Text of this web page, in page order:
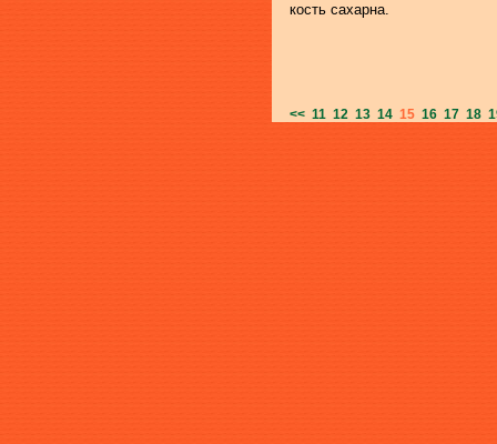
кость сахарна.
<< 11 12 13 14 15 16 17 18